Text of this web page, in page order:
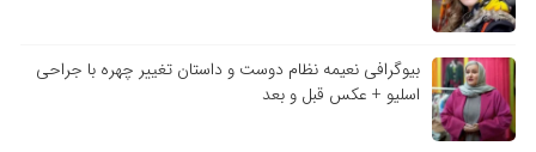
بیوگرافی نعیمه نظام دوست و داستان تغییر چهره با جراحی
اسلیو + عکس قبل و بعد